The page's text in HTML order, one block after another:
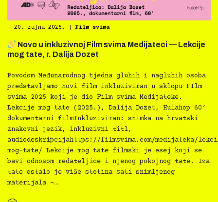
― 20. rujna 2025. Film svima
Novo u inkluzivnoj Film svima Medijateci — Lekcije
mog tate, r. Dalija Dozet
Povodom Međunarodnog tjedna gluhih i nagluhih osoba
predstavljamo novi film inkluziviran u sklopu FIlm
svima 2025 koji je dio Film svima Medijateke.
Lekcije mog tate (2025.), Dalija Dozet, Hulahop 60′
dokumentarni filmInkluziviran: snimka na hrvatski
znakovni jezik, inkluzivni titl,
audiodeskripcijahttps://filmsvima.com/medijateka/
mog-tate/ Lekcije mog tate filmski je esej koji se
bavi odnosom redateljice i njenog pokojnog tate. Iza
tate ostalo je više stotina sati snimljenog
materijala –…